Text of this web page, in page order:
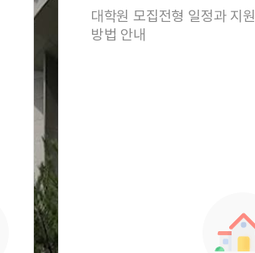
대학원 모집전형 일정과 지원
방법 안내